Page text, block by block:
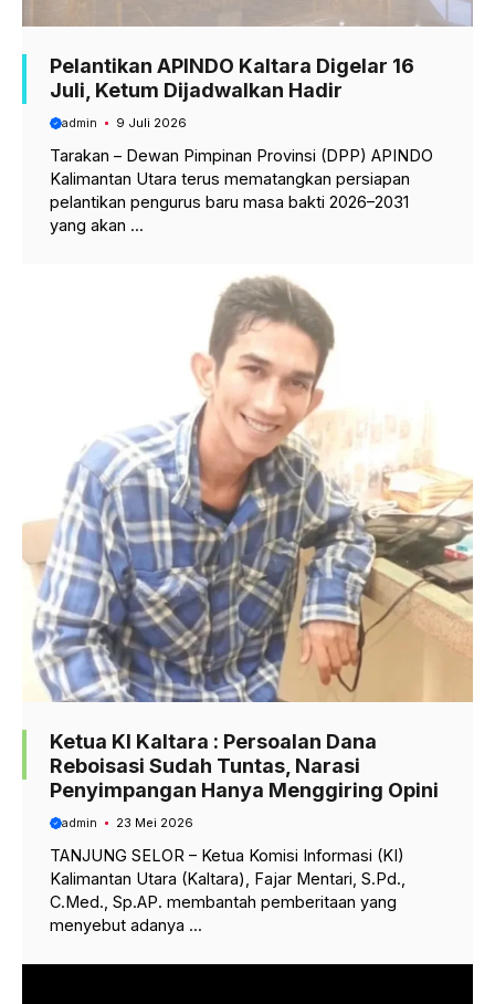
Pelantikan APINDO Kaltara Digelar 16
Juli, Ketum Dijadwalkan Hadir
admin 9 Juli 2026
Tarakan – Dewan Pimpinan Provinsi (DPP) APINDO
Kalimantan Utara terus mematangkan persiapan
pelantikan pengurus baru masa bakti 2026–2031
yang akan ...
Ketua KI Kaltara : Persoalan Dana
Reboisasi Sudah Tuntas, Narasi
Penyimpangan Hanya Menggiring Opini
admin 23 Mei 2026
TANJUNG SELOR – Ketua Komisi Informasi (KI)
Kalimantan Utara (Kaltara), Fajar Mentari, S.Pd.,
C.Med., Sp.AP. membantah pemberitaan yang
menyebut adanya ...